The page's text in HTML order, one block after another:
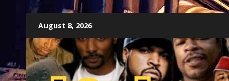
content
August 8, 2026